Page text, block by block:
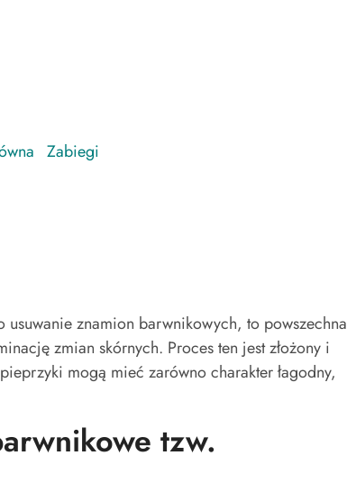
Zabiegi
znamion barwnikowych, to powszechna
zmian skórnych. Proces ten jest złożony i
mogą mieć zarówno charakter łagodny,
tzw.